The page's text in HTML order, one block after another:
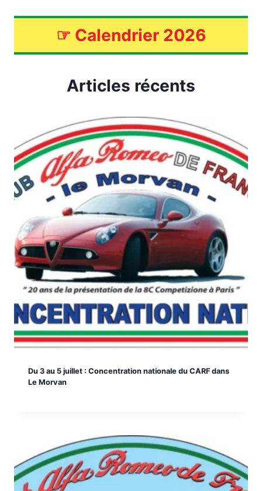
☞ Calendrier 2026
Articles récents
Du 3 au 5 juillet : Concentration nationale du CARF dans
Le Morvan